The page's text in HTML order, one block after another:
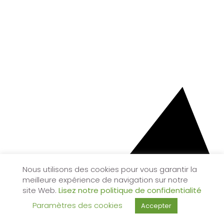
Nous utilisons des cookies pour vous garantir la
meilleure expérience de navigation sur notre
site Web. Lisez notre politique de confidentialité
Paramètres des cookies
Accepter